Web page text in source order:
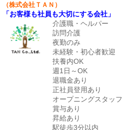
（株式会社ＴＡＮ）
「お客様も社員も大切にする会社」
介護職・ヘルパー
訪問介護
夜勤のみ
未経験・初心者歓迎
扶養内OK
週1日～OK
退職金あり
正社員登用あり
オープニングスタッフ
賞与あり
昇給あり
駅徒歩3分以内